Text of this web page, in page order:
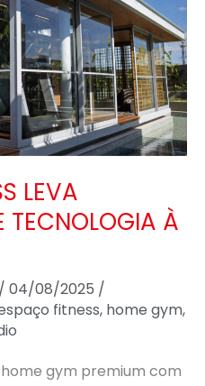
LEVA
TECNOLOGIA À
/ 04/08/2025 /
fitness, home gym,
gym premium com